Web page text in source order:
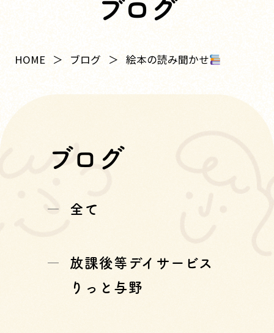
ブログ
HOME ブログ 絵本の読み聞かせ
ブログ
全て
放課後等デイサービス
りっと与野